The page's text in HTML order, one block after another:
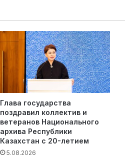
Глава государства
поздравил коллектив и
ветеранов Национального
архива Республики
Казахстан с 20-летием
5.08.2026